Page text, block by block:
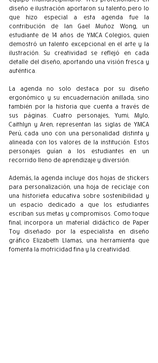
diseño e ilustración aportaron su talento, pero lo
que hizo especial a esta agenda fue la
contribución de Ian Gael Muñoz Wong, un
estudiante de 14 años de YMCA Colegios, quien
demostró un talento excepcional en el arte y la
ilustración. Su creatividad se reflejó en cada
detalle del diseño, aportando una visión fresca y
auténtica.
La agenda no solo destaca por su diseño
ergonómico y su encuadernación anillada, sino
también por la historia que cuenta a través de
sus páginas. Cuatro personajes, Yumi, Mylo,
Caithlyn y Aren, representan las siglas de YMCA
Perú, cada uno con una personalidad distinta y
alineada con los valores de la institución. Estos
personajes guían a los estudiantes en un
recorrido lleno de aprendizaje y diversión.
Además, la agenda incluye dos hojas de stickers
para personalización, una hoja de reciclaje con
una historieta educativa sobre sostenibilidad y
un espacio dedicado a que los estudiantes
escriban sus metas y compromisos. Como toque
final, incorpora un material didáctico de Paper
Toy diseñado por la especialista en diseño
gráfico Elizabeth Llamas, una herramienta que
fomenta la motricidad fina y la creatividad.